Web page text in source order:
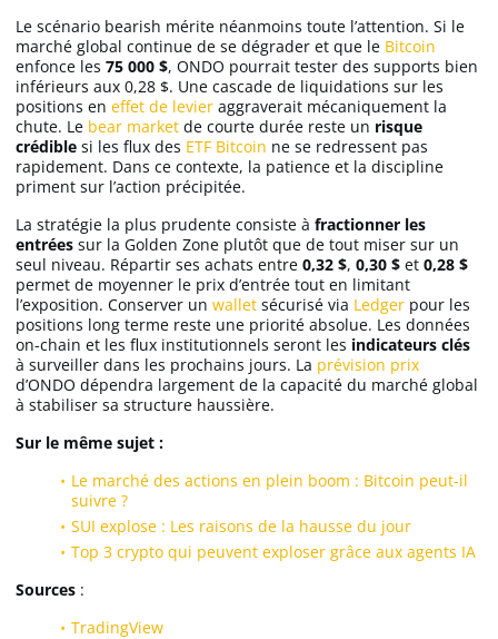
Le scénario bearish mérite néanmoins toute l’attention. Si le
marché global continue de se dégrader et que le Bitcoin
enfonce les 75 000 $, ONDO pourrait tester des supports bien
inférieurs aux 0,28 $. Une cascade de liquidations sur les
positions en effet de levier aggraverait mécaniquement la
chute. Le bear market de courte durée reste un risque
crédible si les flux des ETF Bitcoin ne se redressent pas
rapidement. Dans ce contexte, la patience et la discipline
priment sur l’action précipitée.
La stratégie la plus prudente consiste à fractionner les
entrées sur la Golden Zone plutôt que de tout miser sur un
seul niveau. Répartir ses achats entre 0,32 $, 0,30 $ et 0,28 $
permet de moyenner le prix d’entrée tout en limitant
l’exposition. Conserver un wallet sécurisé via Ledger pour les
positions long terme reste une priorité absolue. Les données
on-chain et les flux institutionnels seront les indicateurs clés
à surveiller dans les prochains jours. La prévision prix
d’ONDO dépendra largement de la capacité du marché global
à stabiliser sa structure haussière.
Sur le même sujet :
Le marché des actions en plein boom : Bitcoin peut-il
suivre ?
SUI explose : Les raisons de la hausse du jour
Top 3 crypto qui peuvent exploser grâce aux agents IA
Sources :
TradingView